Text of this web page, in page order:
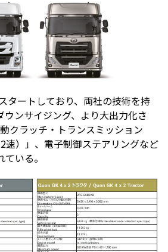
タートしており、両社の技術を持
ウンサイジング、より大出力化さ
クラッチ・トランスミッション
速）」、電子制御ステアリングなど
いる。